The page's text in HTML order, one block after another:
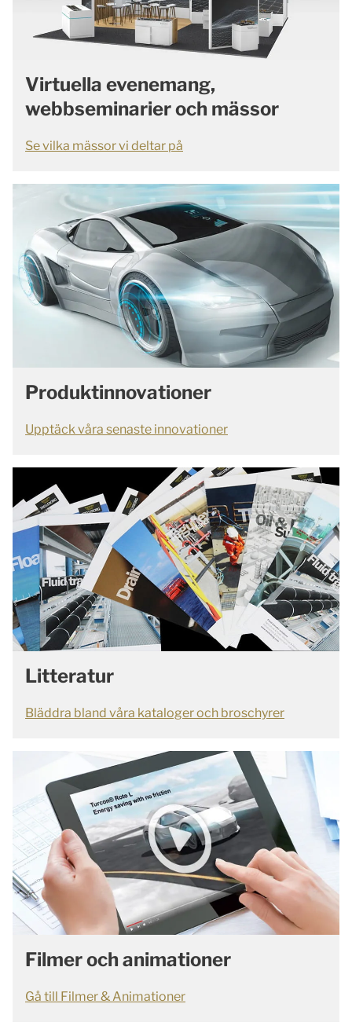
Virtuella evenemang,
webbseminarier och mässor
Se vilka mässor vi deltar på
Produktinnovationer
Upptäck våra senaste innovationer
Litteratur
Bläddra bland våra kataloger och broschyrer
Filmer och animationer
Gå till Filmer & Animationer